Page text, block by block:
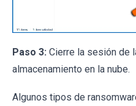
Paso 3: Cierre la sesión de
almacenamiento en la nube.
Algunos tipos de